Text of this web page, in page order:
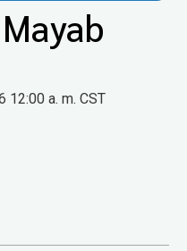
12:00 a. m. CST